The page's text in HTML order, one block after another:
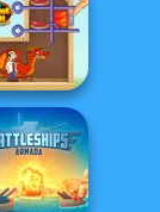
Easter
Pin 1